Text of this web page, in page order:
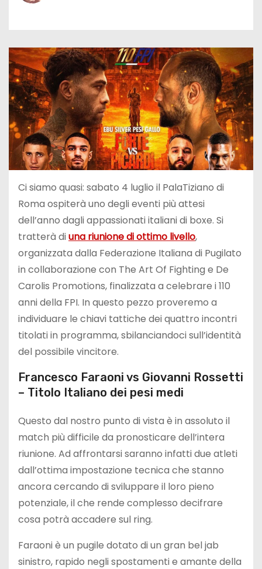
Ci siamo quasi: sabato 4 luglio il PalaTiziano di
Roma ospiterà uno degli eventi più attesi
dell’anno dagli appassionati italiani di boxe. Si
tratterà diuna riunione di ottimo livello,
organizzata dalla Federazione Italiana di Pugilato
in collaborazione con The Art Of Fighting e De
Carolis Promotions, finalizzata a celebrare i 110
anni della FPI. In questo pezzo proveremo a
individuare le chiavi tattiche dei quattro incontri
titolati in programma, sbilanciandoci sull’identità
del possibile vincitore.
Francesco Faraoni vs Giovanni Rossetti
– Titolo Italiano dei pesi medi
Questo dal nostro punto di vista è in assoluto il
match più difficile da pronosticare dell’intera
riunione. Ad affrontarsi saranno infatti due atleti
dall’ottima impostazione tecnica che stanno
ancora cercando di sviluppare il loro pieno
potenziale, il che rende complesso decifrare
cosa potrà accadere sul ring.
Faraoni è un pugile dotato di un gran bel jab
sinistro, rapido negli spostamenti e amante della